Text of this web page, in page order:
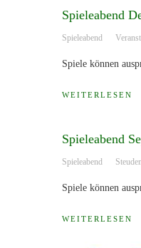
Spieleabend
Spieleabend
Spiele können
WEITERLESEN
Spieleabend
Spieleabend
Spiele können
WEITERLESEN